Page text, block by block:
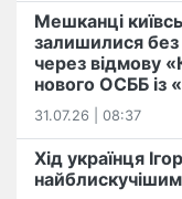
Мешканці
залишилися без
через відмову
нового ОСББ із
31.07.26 | 08:37
Хід українця